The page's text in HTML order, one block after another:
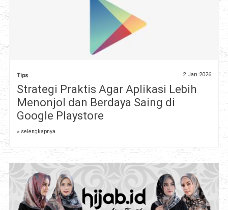
Tips 2 Jan 2026
Strategi Praktis Agar Aplikasi Lebih
Menonjol dan Berdaya Saing di
Google Playstore
» selengkapnya